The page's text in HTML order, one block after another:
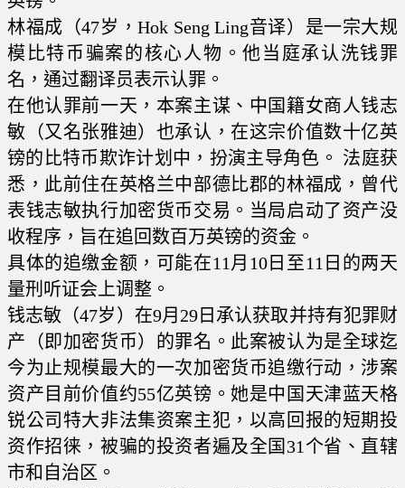
林福成（47岁，Hok Seng Ling音译）是一宗大规
模比特币骗案的核心人物。他当庭承认洗钱罪
名，通过翻译员表示认罪。
在他认罪前一天，本案主谋、中国籍女商人钱志
敏（又名张雅迪）也承认，在这宗价值数十亿英
镑的比特币欺诈计划中，扮演主导角色。 法庭获
悉，此前住在英格兰中部德比郡的林福成，曾代
表钱志敏执行加密货币交易。当局启动了资产没
收程序，旨在追回数百万英镑的资金。
具体的追缴金额，可能在11月10日至11日的两天
量刑听证会上调整。
钱志敏（47岁）在9月29日承认获取并持有犯罪财
产（即加密货币）的罪名。此案被认为是全球迄
今为止规模最大的一次加密货币追缴行动，涉案
资产目前价值约55亿英镑。她是中国天津蓝天格
锐公司特大非法集资案主犯，以高回报的短期投
资作招徕，被骗的投资者遍及全国31个省、直辖
市和自治区。